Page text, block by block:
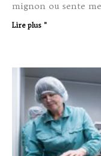
mignon ou sente
Lire plus "